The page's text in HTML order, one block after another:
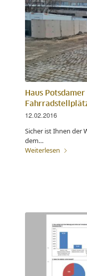
Haus
12.02.2016
Sicher ist Ihnen der
dem…
Weiterlesen